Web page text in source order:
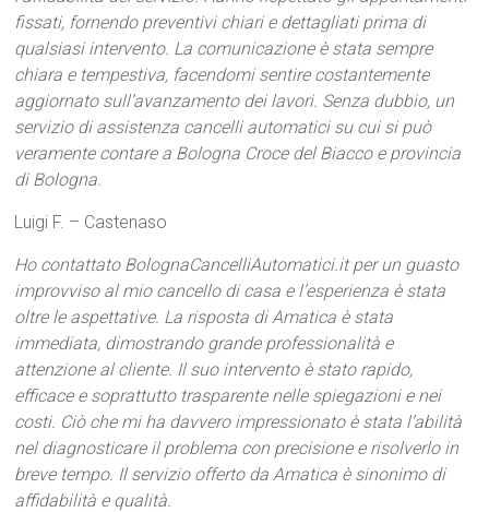
fissati, fornendo preventivi chiari e dettagliati prima di
qualsiasi intervento. La comunicazione è stata sempre
chiara e tempestiva, facendomi sentire costantemente
aggiornato sull’avanzamento dei lavori. Senza dubbio, un
servizio di assistenza cancelli automatici su cui si può
veramente contare a Bologna Croce del Biacco e provincia
di Bologna.
Luigi F. – Castenaso
Ho contattato BolognaCancelliAutomatici.it per un guasto
improvviso al mio cancello di casa e l’esperienza è stata
oltre le aspettative. La risposta di Amatica è stata
immediata, dimostrando grande professionalità e
attenzione al cliente. Il suo intervento è stato rapido,
efficace e soprattutto trasparente nelle spiegazioni e nei
costi. Ciò che mi ha davvero impressionato è stata l’abilità
nel diagnosticare il problema con precisione e risolverlo in
breve tempo. Il servizio offerto da Amatica è sinonimo di
affidabilità e qualità.